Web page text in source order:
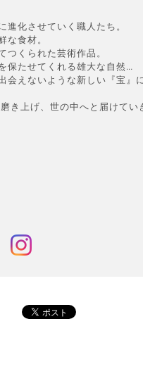
化させていく職人たち。
食材。
くられた芸術作品。
保たせてくれる雄大な自然…
会えないような新しい『宝』
き上げ、世の中へと届けてい